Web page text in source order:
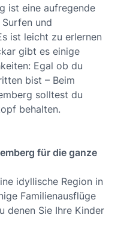
ist eine aufregende
und
ist leicht zu erlernen
gibt es einige
Egal ob du
bist – Beim
solltest du
behalten.
für die ganze
idyllische Region in
Familienausflüge
denen Sie Ihre Kinder